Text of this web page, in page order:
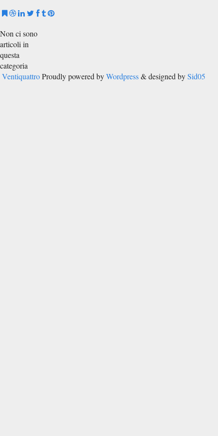
Non ci sono
articoli in
questa
categoria
Ventiquattro Proudly powered byWordpress& designed bySid05